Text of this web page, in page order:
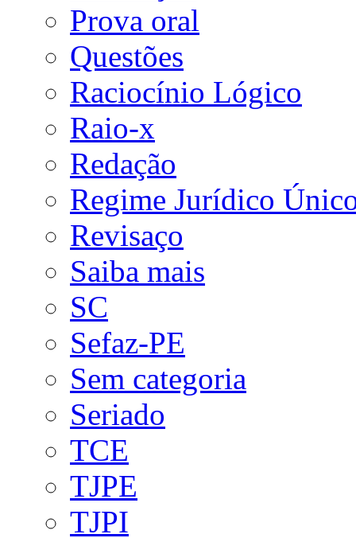
Prova oral
Questões
Raciocínio Lógico
Raio-x
Redação
Regime Jurídico
Revisaço
Saiba mais
SC
Sefaz-PE
Sem categoria
Seriado
TCE
TJPE
TJPI